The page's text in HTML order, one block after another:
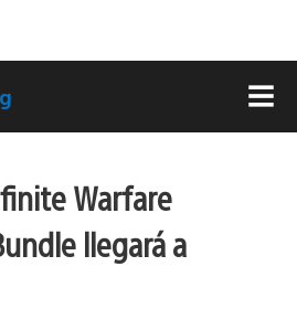
Warfare
llegará a